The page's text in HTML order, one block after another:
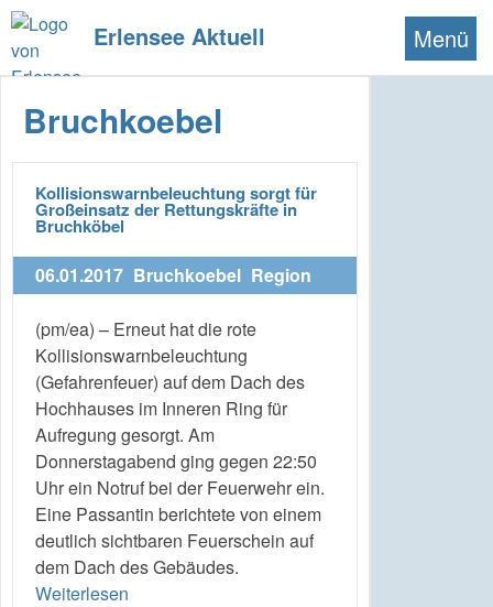
Erlensee Aktuell Menü
Bruchkoebel
Kollisionswarnbeleuchtung sorgt für
Großeinsatz der Rettungskräfte in
Bruchköbel
06.01.2017 Bruchkoebel Region
(pm/ea) – Erneut hat die rote
Kollisionswarnbeleuchtung
(Gefahrenfeuer) auf dem Dach des
Hochhauses im Inneren Ring für
Aufregung gesorgt. Am
Donnerstagabend ging gegen 22:50
Uhr ein Notruf bei der Feuerwehr ein.
Eine Passantin berichtete von einem
deutlich sichtbaren Feuerschein auf
dem Dach des Gebäudes.
Weiterlesen